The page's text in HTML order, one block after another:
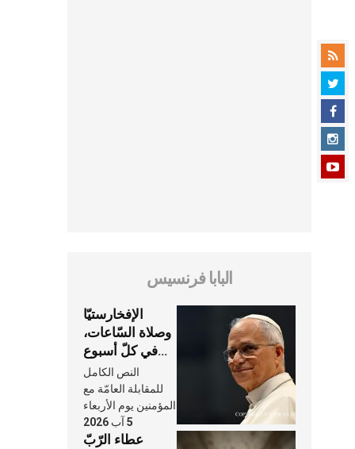
البابا فرنسيس
الإفخارستيّا
وصلاة السّاعات،
في كلّ أسبوع
وكلّ يوم، هما
النَّفَس في حياة
الكنيسة
النص الكامل
للمقابلة العامّة مع
المؤمنين يوم الأربعاء
5 آب 2026
عطاء الرّبّ